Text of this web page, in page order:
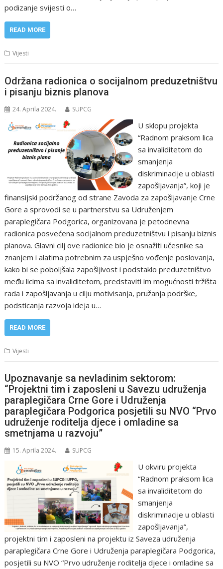
podizanje svijesti o…
READ MORE
Vijesti
Održana radionica o socijalnom preduzetništvu
i pisanju biznis planova
24. Aprila 2024. SUPCG
U sklopu projekta
“Radnom praksom lica
sa invaliditetom do
smanjenja
diskriminacije u oblasti
zapošljavanja”, koji je
finansijski podržanog od strane Zavoda za zapošljavanje Crne
Gore a sprovodi se u partnerstvu sa Udruženjem
paraplegičara Podgorica, organizovana je petodnevna
radionica posvećena socijalnom preduzetništvu i pisanju biznis
planova. Glavni cilj ove radionice bio je osnažiti učesnike sa
znanjem i alatima potrebnim za uspješno vođenje poslovanja,
kako bi se poboljšala zapošljivost i podstaklo preduzetništvo
među licima sa invaliditetom, predstaviti im mogućnosti tržišta
rada i zapošljavanja u cilju motivisanja, pružanja podrške,
podsticanja razvoja ideja u…
READ MORE
Vijesti
Upoznavanje sa nevladinim sektorom:
“Projektni tim i zaposleni u Savezu udruženja
paraplegičara Crne Gore i Udruženja
paraplegičara Podgorica posjetili su NVO “Prvo
udruženje roditelja djece i omladine sa
smetnjama u razvoju”
15. Aprila 2024. SUPCG
U okviru projekta
“Radnom praksom lica
sa invaliditetom do
smanjenja
diskriminacije u oblasti
zapošljavanja”,
projektni tim i zaposleni na projektu iz Saveza udruženja
paraplegičara Crne Gore i Udruženja paraplegičara Podgorica,
posjetili su NVO “Prvo udruženje roditelja djece i omladine sa